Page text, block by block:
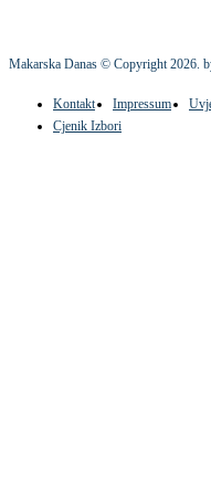
Makarska Danas © Copyright2026.
Kontakt Impressum
Cjenik Izbori